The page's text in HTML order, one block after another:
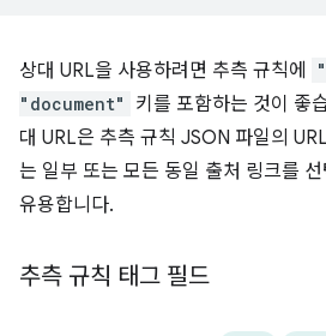
상대 URL을 사용하려면 추측 규칙에
"document"
키를 포함하는 것이 좋
대 URL은 추측 규칙 JSON 파일의
는 일부 또는 모든 동일 출처 링크를
유용합니다.
추측 규칙 태그 필드